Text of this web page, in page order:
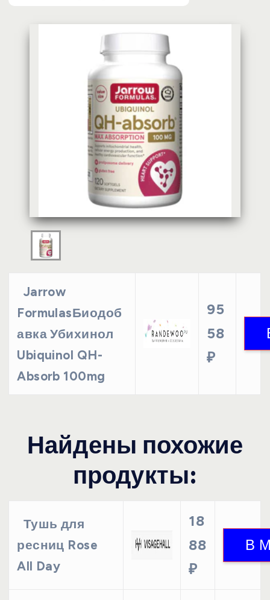
Jarrow
FormulasБиодоб
авка Убихинол
Ubiquinol QH-
Absorb 100mg
95
58
₽
Найдены похожие
продукты:
Тушь для
ресниц Rose
All Day
18
88
₽